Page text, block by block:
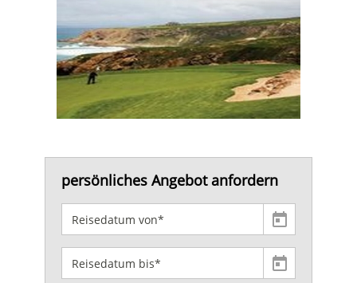
persönliches Angebot anfordern